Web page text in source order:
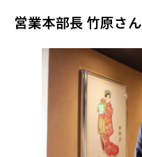
営業本部長 竹原さん